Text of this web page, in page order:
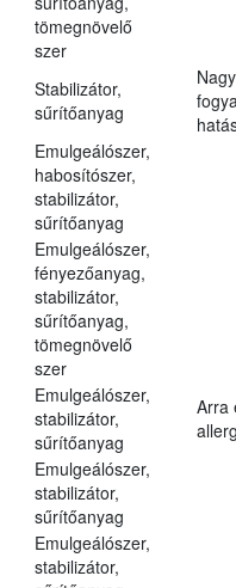
tömegnövelő
szer
Stabilizátor,
sűrítőanyag
Emulgeálószer,
habosítószer,
stabilizátor,
sűrítőanyag
Emulgeálószer,
fényezőanyag,
stabilizátor,
sűrítőanyag,
tömegnövelő
szer
Emulgeálószer,
stabilizátor,
sűrítőanyag
Arra
Emulgeálószer,
stabilizátor,
sűrítőanyag
Emulgeálószer,
stabilizátor,